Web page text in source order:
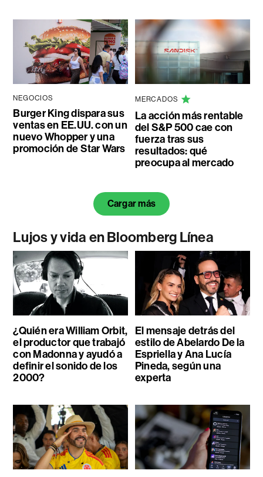
NEGOCIOS
Burger King dispara sus
ventas en EE.UU. con un
nuevo Whopper y una
promoción de Star Wars
MERCADOS
La acción más rentable
del S&P 500 cae con
fuerza tras sus
resultados: qué
preocupa al mercado
Cargar más
Lujos y vida en Bloomberg Línea
¿Quién era William Orbit,
el productor que trabajó
con Madonna y ayudó a
definir el sonido de los
2000?
El mensaje detrás del
estilo de Abelardo De la
Espriella y Ana Lucía
Pineda, según una
experta